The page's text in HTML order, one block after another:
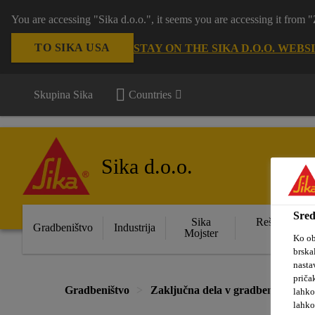
You are accessing "Sika d.o.o.", it seems you are accessing it
TO SIKA USA STAY ON THE SIKA D.O.O.
Skupina Sika Countries
Sika d.o.o.
Gradbeništvo Industrija
Sika
Mojster
Rešitve za
Gradbeništvo Zaključna dela v gradbeništvu
Ko